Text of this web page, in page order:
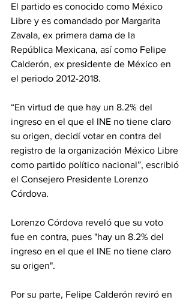
El partido es conocido como México
Libre y es comandado por Margarita
Zavala, ex primera dama de la
República Mexicana, así como Felipe
Calderón, ex presidente de México en
el periodo 2012-2018.
“En virtud de que hay un 8.2% del
ingreso en el que el INE no tiene claro
su origen, decidí votar en contra del
registro de la organización México Libre
como partido político nacional”, escribió
el Consejero Presidente Lorenzo
Córdova.
Lorenzo Córdova reveló que su voto
fue en contra, pues "hay un 8.2% del
ingreso en el que el INE no tiene claro
su origen".
Por su parte, Felipe Calderón reviró en